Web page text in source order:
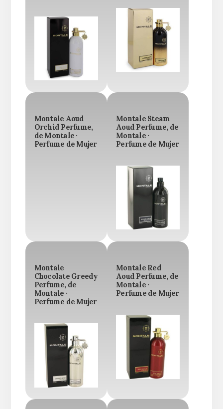
Montale Aoud
Orchid Perfume,
de Montale ·
Perfume de Mujer
Montale Steam
Aoud Perfume, de
Montale ·
Perfume de Mujer
Montale
Chocolate Greedy
Perfume, de
Montale ·
Perfume de Mujer
Montale Red
Aoud Perfume, de
Montale ·
Perfume de Mujer